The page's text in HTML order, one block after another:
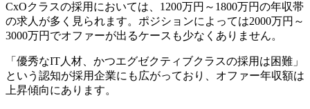
CxOクラスの採用においては、1200万円～1800万円の年収帯
の求人が多く見られます。ポジションによっては2000万円～
3000万円でオファーが出るケースも少なくありません。
「優秀なIT人材、かつエグゼクティブクラスの採用は困難」
という認知が採用企業にも広がっており、オファー年収額は
上昇傾向にあります。